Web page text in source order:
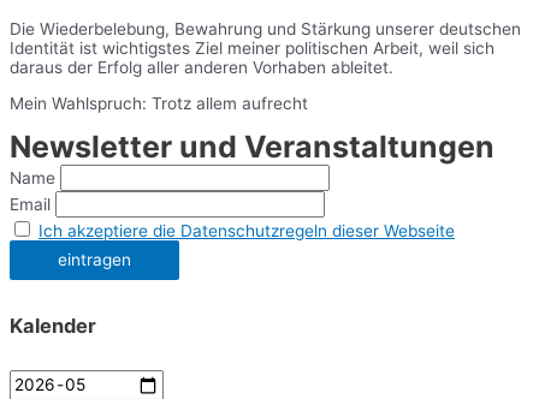
Die Wiederbelebung, Bewahrung und Stärkung unserer deutschen
Identität ist wichtigstes Ziel meiner politischen Arbeit, weil sich
daraus der Erfolg aller anderen Vorhaben ableitet.
Mein Wahlspruch: Trotz allem aufrecht
Newsletter und Veranstaltungen
Name
Email
Ich akzeptiere die Datenschutzregeln dieser Webseite
Kalender